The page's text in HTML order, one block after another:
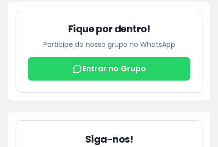
Fique por dentro!
Participe do nosso grupo no WhatsApp
Entrar no Grupo
Siga-nos!